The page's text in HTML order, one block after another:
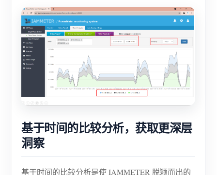
基于时间的比较分析，获取更深层
洞察
基于时间的比较分析是使 IAMMETER 脱颖而出的